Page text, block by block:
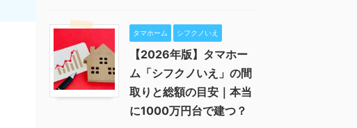
タマホーム シフクノいえ
【2026年版】タマホー
ム「シフクノいえ」の間
取りと総額の目安｜本当
に1000万円台で建つ？